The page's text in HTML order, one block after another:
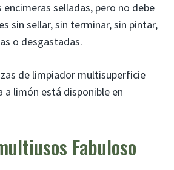
encimeras selladas, pero no debe
sin sellar, sin terminar, sin pintar,
o desgastadas.
de limpiador multisuperficie
a limón está disponible en
Fabuloso